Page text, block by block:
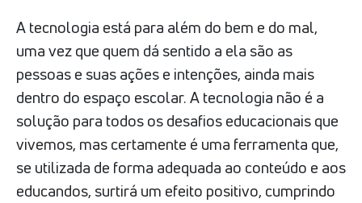
A tecnologia está para além do bem e do mal,
uma vez que quem dá sentido a ela são as
pessoas e suas ações e intenções, ainda mais
dentro do espaço escolar. A tecnologia não é a
solução para todos os desafios educacionais que
vivemos, mas certamente é uma ferramenta que,
se utilizada de forma adequada ao conteúdo e aos
educandos, surtirá um efeito positivo, cumprindo